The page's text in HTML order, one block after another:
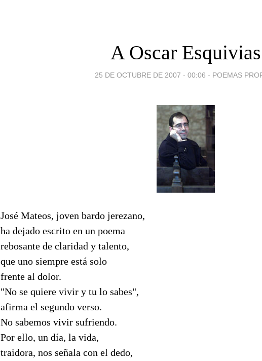
A Oscar Esquivias
25 DE OCTUBRE DE 2007 - 00:06 - POEMAS
José Mateos, joven bardo jerezano,
ha dejado escrito en un poema
rebosante de claridad y talento,
que uno siempre está solo
frente al dolor.
"No se quiere vivir y tu lo sabes",
afirma el segundo verso.
No sabemos vivir sufriendo.
Por ello, un día, la vida,
traidora, nos señala con el dedo,